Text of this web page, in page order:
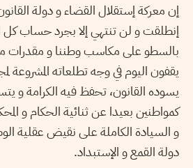
إن معركة إستقلال القضاء و دولة
إنطلقت و لن تنتهي إلا بجرد حساب كل
بالسطو على مكاسب وطننا و مقدرات
يقفون اليوم في وجه تطلعاته المشروعة
يسوده القانون، تحفظ فيه الكرامة و
كمواطنين بعيدا عن ثنائية الحكام و
و السيادة الكاملة على نقيض عقلية
دولة القمع و الإستبداد.